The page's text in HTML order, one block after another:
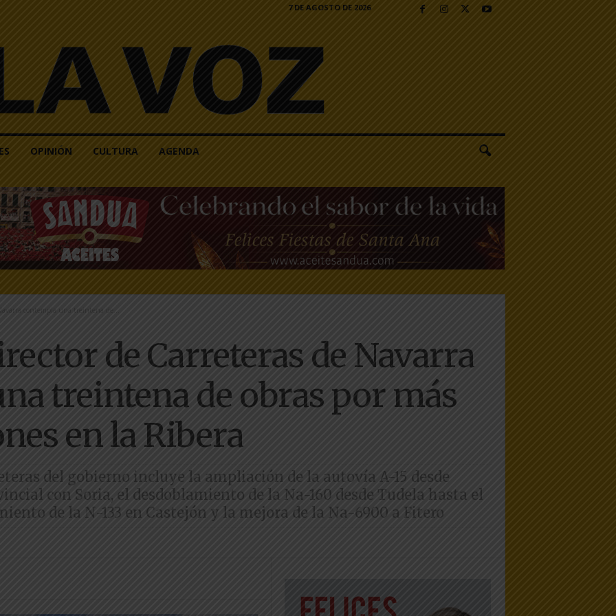
7 DE AGOSTO DE 2026
OPINIÓN CULTURA AGENDA
contempla una treintena de...
de Carreteras de Navarra
treintena de obras por más
en la Ribera
del gobierno incluye la ampliación de la autovía A-15 desde
con Soria, el desdoblamiento de la Na-160 desde Tudela hasta el
de la N-133 en Castejón y la mejora de la Na-6900 a Fitero